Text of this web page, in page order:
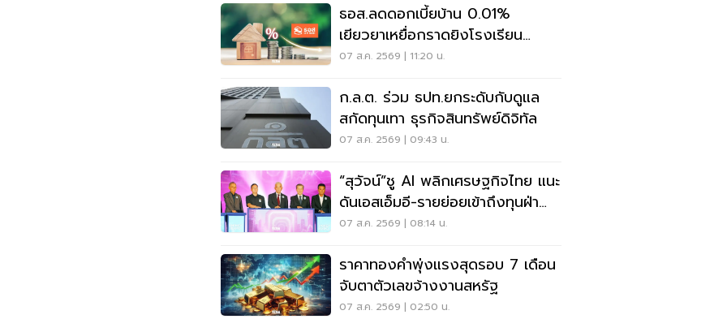
ธอส.ลดดอกเบี้ยบ้าน 0.01%
เยียวยาเหยื่อกราดยิงโรงเรียน
จ.นนทบุรี
07 ส.ค. 2569 | 11:20 น.
ก.ล.ต. ร่วม ธปท.ยกระดับกับดูแล
สกัดทุนเทา ธุรกิจสินทรัพย์ดิจิทัล
07 ส.ค. 2569 | 09:43 น.
“สุวัจน์”ชู AI พลิกเศรษฐกิจไทย แนะ
ดันเอสเอ็มอี-รายย่อยเข้าถึงทุนฝ่า
วิกฤต
07 ส.ค. 2569 | 08:14 น.
ราคาทองคำพุ่งแรงสุดรอบ 7 เดือน
จับตาตัวเลขจ้างงานสหรัฐ
07 ส.ค. 2569 | 02:50 น.